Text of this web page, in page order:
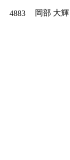
4883 岡部 大輝